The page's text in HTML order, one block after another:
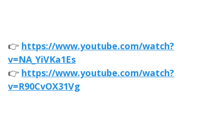
👉 https://www.youtube.com/watch?
v=NA_YiVKa1Es
👉 https://www.youtube.com/watch?
v=R90CvOX31Vg